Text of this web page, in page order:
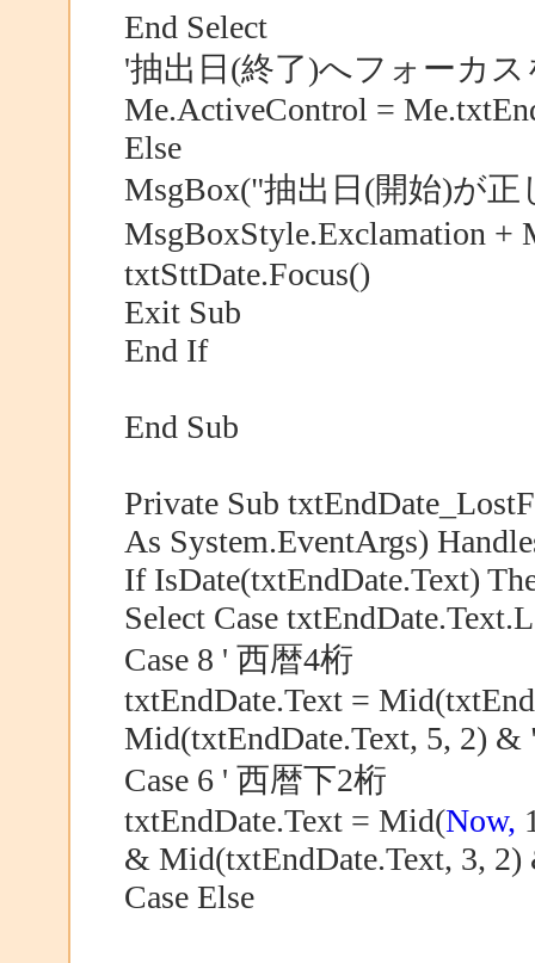
End Select
'抽出日(終了)へフォーカ
Me.ActiveControl =
Else
MsgBox("抽出日(開始)が
MsgBoxStyle.Exclamation
txtSttDate.Focus()
Exit Sub
End If
End Sub
Private Sub
As System.EventArgs)
If IsDate(txtEndDate.Text)
Select Case
Case 8 ' 西暦4桁
txtEndDate.Text =
Mid(txtEndDate.Text, 5, 2)
Case 6 ' 西暦下2桁
txtEndDate.Text = Mid(Now,
& Mid(txtEndDate.Text, 3,
Case Else